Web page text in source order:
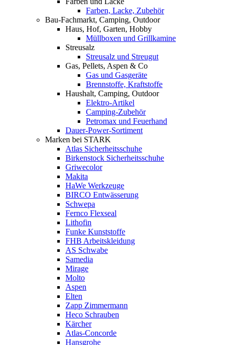
Farben, Lacke, Zubehör
Bau-Fachmarkt, Camping, Outdoor
Haus, Hof, Garten, Hobby
Müllboxen und Grillkamine
Streusalz
Streusalz und Streugut
Gas, Pellets, Aspen & Co
Gas und Gasgeräte
Brennstoffe, Kraftstoffe
Haushalt, Camping, Outdoor
Elektro-Artikel
Camping-Zubehör
Petromax und Feuerhand
Dauer-Power-Sortiment
Marken bei STARK
Atlas Sicherheitsschuhe
Birkenstock Sicherheitsschuhe
Griwecolor
Makita
HaWe Werkzeuge
BIRCO Entwässerung
Schwepa
Fernco Flexseal
Lithofin
Funke Kunststoffe
FHB Arbeitskleidung
AS Schwabe
Samedia
Mirage
Molto
Aspen
Elten
Zapp Zimmermann
Heco Schrauben
Kärcher
Atlas-Concorde
Hansgrohe